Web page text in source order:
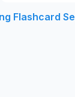
Flashcard